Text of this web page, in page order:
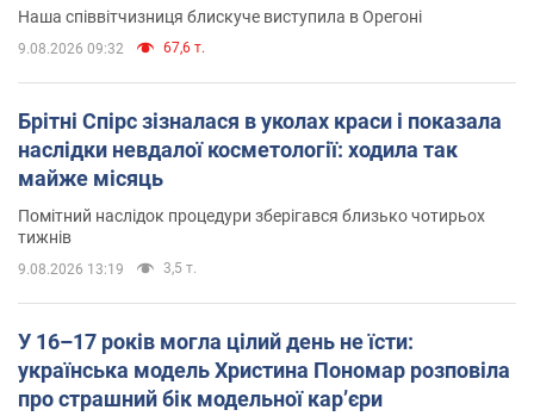
Наша співвітчизниця блискуче виступила в Орегоні
9.08.2026 09:32 67,6 т.
Брітні Спірс зізналася в уколах краси і показала
наслідки невдалої косметології: ходила так
майже місяць
Помітний наслідок процедури зберігався близько чотирьох
тижнів
9.08.2026 13:19 3,5 т.
У 16–17 років могла цілий день не їсти:
українська модель Христина Пономар розповіла
про страшний бік модельної кар’єри